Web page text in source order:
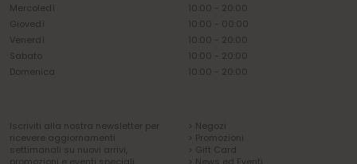
Mercoledì
10:00 - 20:00
Giovedì
10:00 - 00:00
Venerdì
10:00 - 20:00
Sabato
10:00 - 20:00
Domenica
10:00 - 20:00
Iscriviti alla nostra newsletter per
ricevere aggiornamenti
settimanali su nuovi arrivi,
> Negozi
> Promozioni
> Gift Card